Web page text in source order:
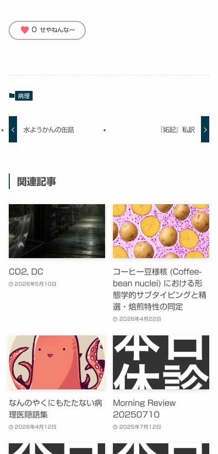
favorite 0 せやねんなー
病理
水ようかんの缶詰 『妬記』私訳
関連記事
CO2, DC
2026年5月10日
コーヒー豆様核 (Coffee-
bean nuclei) における形
態学的サブタイピングと精
選・焙煎特性の同定
2026年4月22日
なんのやくにもたたない病
理医隠語集
2026年4月12日
Morning Review
20250710
2025年7月12日